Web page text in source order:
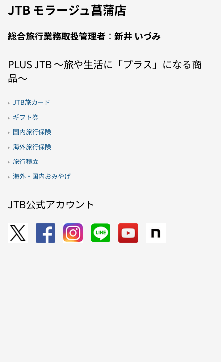
JTB モラージュ菖蒲店
総合旅行業務取扱管理者：新井 いづみ
PLUS JTB 〜旅や生活に「プラス」になる商
品〜
JTB旅カード
ギフト券
国内旅行保険
海外旅行保険
旅行積立
海外・国内おみやげ
JTB公式アカウント